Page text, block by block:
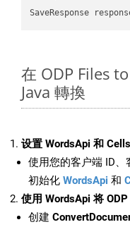
SaveResponse
在 ODP Files
Java 轉換
设置 WordsApi 和
使用您的客户端 ID、
初始化 WordsApi 和
使用 WordsApi 将
创建